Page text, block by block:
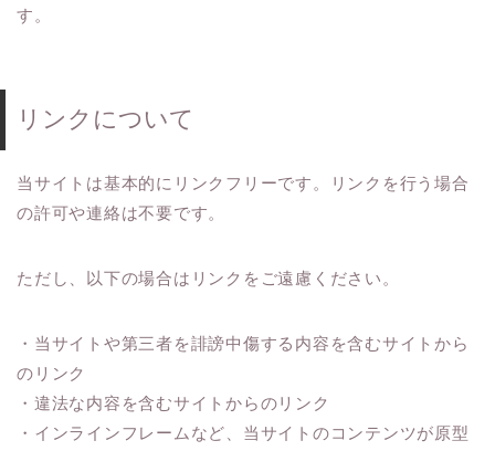
す。
リンクについて
当サイトは基本的にリンクフリーです。リンクを行う場合
の許可や連絡は不要です。
ただし、以下の場合はリンクをご遠慮ください。
・当サイトや第三者を誹謗中傷する内容を含むサイトから
のリンク
・違法な内容を含むサイトからのリンク
・インラインフレームなど、当サイトのコンテンツが原型